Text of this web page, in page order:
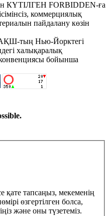
КҮТІЛГЕН FORBIDDEN-ға
коммерциялық
пайдалану көзін
тың Нью-Йорктегі
халықаралық
бойынша
қате тапсаңыз, мекеменің
өзгертілген болса,
және оны түзетеміз.